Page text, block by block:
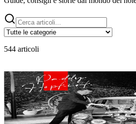
544 articoli
Generale
Paddy Hopkirk, storia del rally
#corse automobilistiche#formala 1#